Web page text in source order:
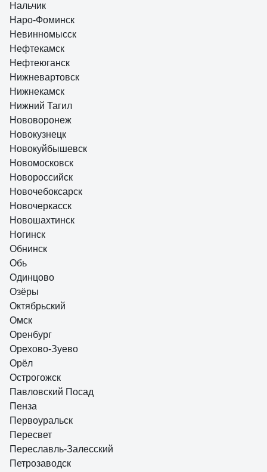
Нальчик
Наро-Фоминск
Невинномысск
Нефтекамск
Нефтеюганск
Нижневартовск
Нижнекамск
Нижний Тагил
Нововоронеж
Новокузнецк
Новокуйбышевск
Новомосковск
Новороссийск
Новочебоксарск
Новочеркасск
Новошахтинск
Ногинск
Обнинск
Обь
Одинцово
Озёры
Октябрьский
Омск
Оренбург
Орехово-Зуево
Орёл
Острогожск
Павловский Посад
Пенза
Первоуральск
Пересвет
Переславль-Залесский
Петрозаводск